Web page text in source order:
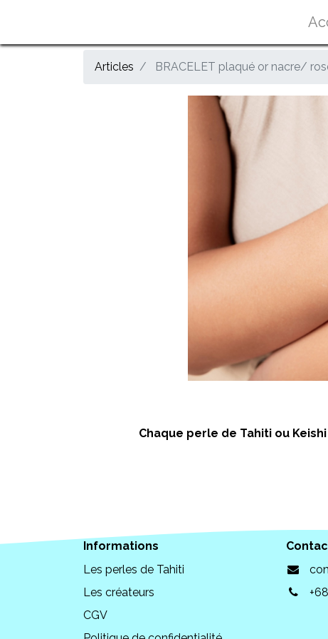
Articles BRACELET plaqué or nacre/
Chaque perle de Tahiti ou
Informations
Les perles de Tahiti
Les créateurs
CGV